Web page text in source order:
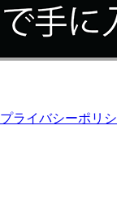
プライバシーポリ